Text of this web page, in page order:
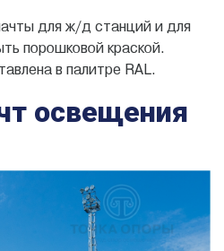
для ж/д станций и для
порошковой краской.
в палитре RAL.
освещения